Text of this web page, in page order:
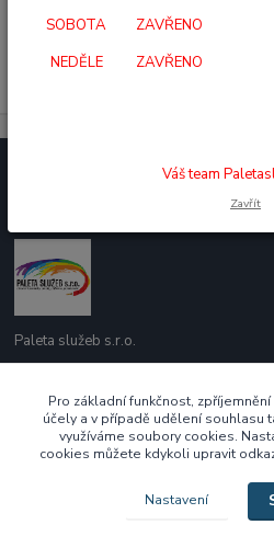
Obnovit heslo
Paleta služeb s.r.o.
737 209 718
Po - Pá 10:00 - 16:00
ecek@paletasluzeb.cz
SOBOTA ZAVŘENO
NEDĚLE ZAVŘENO
Váš team
Zavřít
Pro základní funkčnost,
účely a v případě udělení souhlasu
využíváme soubory cookies.
cookies můžete kdykoli upravit
Nastavení